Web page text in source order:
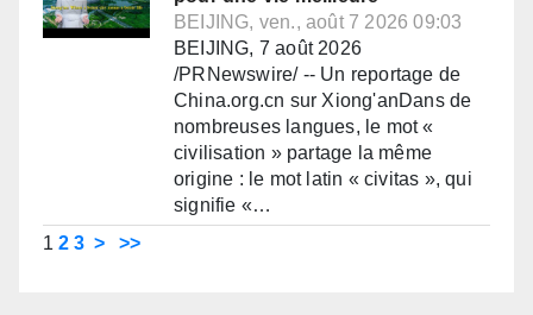
BEIJING, ven., août 7 2026 09:03
BEIJING, 7 août 2026
/PRNewswire/ -- Un reportage de
China.org.cn sur Xiong'anDans de
nombreuses langues, le mot «
civilisation » partage la même
origine : le mot latin « civitas », qui
signifie «…
1 2 3 > >>